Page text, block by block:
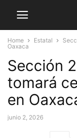
Home Estatal
Oaxaca
Sección
tomará
en
junio 2, 2026